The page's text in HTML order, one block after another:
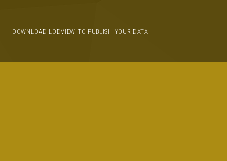
DOWNLOAD LODVIEW TO PUBLISH YOUR DATA